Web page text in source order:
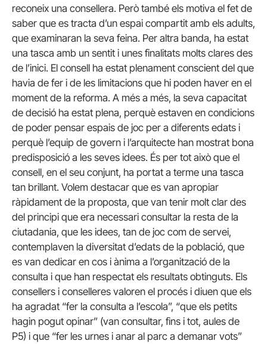
reconeix una consellera. Però també els motiva el fet de
saber que es tracta d’un espai compartit amb els adults,
que examinaran la seva feina. Per altra banda, ha estat
una tasca amb un sentit i unes finalitats molts clares des
de l’inici. El consell ha estat plenament conscient del que
havia de fer i de les limitacions que hi poden haver en el
moment de la reforma. A més a més, la seva capacitat
de decisió ha estat plena, perquè estaven en condicions
de poder pensar espais de joc per a diferents edats i
perquè l’equip de govern i l’arquitecte han mostrat bona
predisposició a les seves idees. És per tot això que el
consell, en el seu conjunt, ha portat a terme una tasca
tan brillant. Volem destacar que es van apropiar
ràpidament de la proposta, que van tenir molt clar des
del principi que era necessari consultar la resta de la
ciutadania, que les idees, tan de joc com de servei,
contemplaven la diversitat d’edats de la població, que
es van dedicar en cos i ànima a l’organització de la
consulta i que han respectat els resultats obtinguts. Els
consellers i conselleres valoren el procés i diuen que els
ha agradat “fer la consulta a l’escola”, “que els petits
hagin pogut opinar” (van consultar, fins i tot, aules de
P5) i que “fer les urnes i anar al parc a demanar vots”